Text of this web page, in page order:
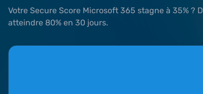
Votre Secure Score Microsoft 365 stagne à 35% ?
atteindre 80% en 30 jours.